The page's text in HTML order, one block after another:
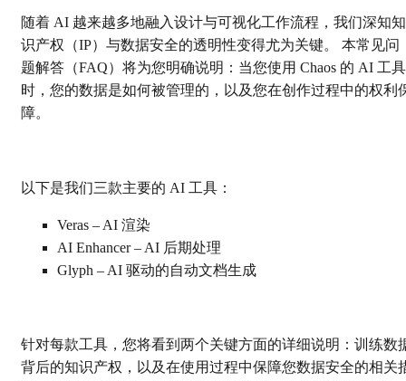
随着 AI 越来越多地融入设计与可视化工作流程，我们深知知
识产权（IP）与数据安全的透明性变得尤为关键。 本常见问
题解答（FAQ）将为您明确说明：当您使用 Chaos 的 AI 工具
时，您的数据是如何被管理的，以及您在创作过程中的权利
障。
以下是我们三款主要的 AI 工具：
Veras – AI 渲染
AI Enhancer – AI 后期处理
Glyph – AI 驱动的自动文档生成
针对每款工具，您将看到两个关键方面的详细说明：训练数
背后的知识产权，以及在使用过程中保障您数据安全的相关